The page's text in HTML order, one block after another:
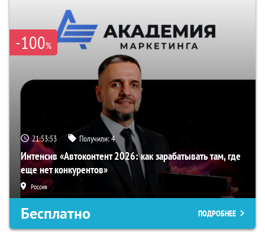
-100%
21:53:52 Получили:4
Интенсив «Автоконтент 2026: как зарабатывать там, где
еще нет конкурентов»
Россия
Бесплатно ПОДРОБНЕЕ